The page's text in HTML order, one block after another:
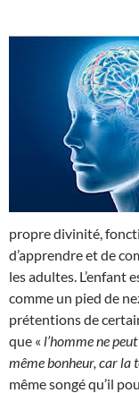
propre divinité,
d’apprendre et de
les adultes. L’enfant
comme un pied de
prétentions de
que « l’homme ne
même bonheur, car la
même songé qu’il